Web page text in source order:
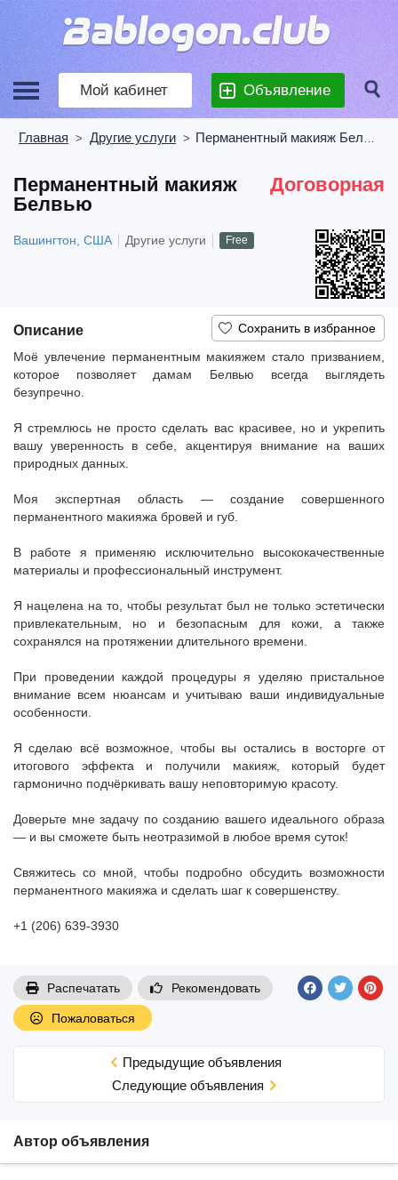
Мой кабинет Объявление
Главная > Другие услуги > Перманентный макияж Белвью
Договорная
Перманентный макияж
Белвью
Вашингтон, США Другие услуги Free
Описание
Моё увлечение перманентным макияжем стало призванием,
которое позволяет дамам Белвью всегда выглядеть
безупречно.
Я стремлюсь не просто сделать вас красивее, но и укрепить
вашу уверенность в себе, акцентируя внимание на ваших
природных данных.
Моя экспертная область — создание совершенного
перманентного макияжа бровей и губ.
В работе я применяю исключительно высококачественные
материалы и профессиональный инструмент.
Я нацелена на то, чтобы результат был не только эстетически
привлекательным, но и безопасным для кожи, а также
сохранялся на протяжении длительного времени.
При проведении каждой процедуры я уделяю пристальное
внимание всем нюансам и учитываю ваши индивидуальные
особенности.
Я сделаю всё возможное, чтобы вы остались в восторге от
итогового эффекта и получили макияж, который будет
гармонично подчёркивать вашу неповторимую красоту.
Доверьте мне задачу по созданию вашего идеального образа
— и вы сможете быть неотразимой в любое время суток!
Свяжитесь со мной, чтобы подробно обсудить возможности
перманентного макияжа и сделать шаг к совершенству.
+1 (206) 639-3930
Распечатать Рекомендовать
Пожаловаться
Предыдущие объявления
Cледующие объявления
Автор объявления